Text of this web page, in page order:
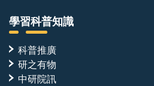
學習科普知識
科普推廣
研之有物
中研院訊